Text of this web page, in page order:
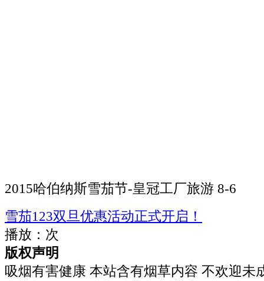
2015哈伯纳斯雪茄节-皇冠工厂旅游 8-6
雪茄123双旦优惠活动正式开启！
播放： 次
版权声明
吸烟有害健康 本站含有烟草内容 不欢迎未